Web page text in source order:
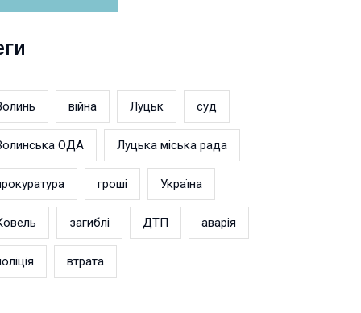
війна Луцьк суд
ОДА Луцька міська рада
гроші Україна
загиблі ДТП аварія
втрата